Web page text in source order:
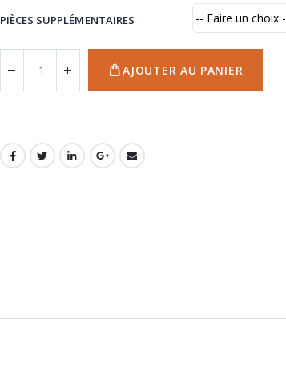
PIÈCES SUPPLÉMENTAIRES
AJOUTER AU PANIER